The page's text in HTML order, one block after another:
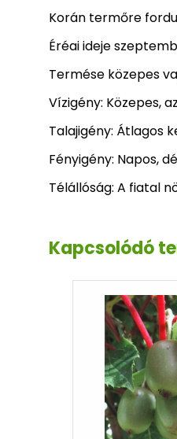
Korán termőre
Éréai ideje
Termése közepes
Vízigény: Közepes,
Talajigény: Átlagos
Fényigény: Napos,
Télállóság: A fiatal
Kapcsolódó